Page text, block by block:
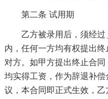
第二条 试用期
乙方被录用后，须经
内，任何一方均有权提出
对方。如甲方提出终止合
均实得工资，作为辞退补
议，本合同即正式生效，